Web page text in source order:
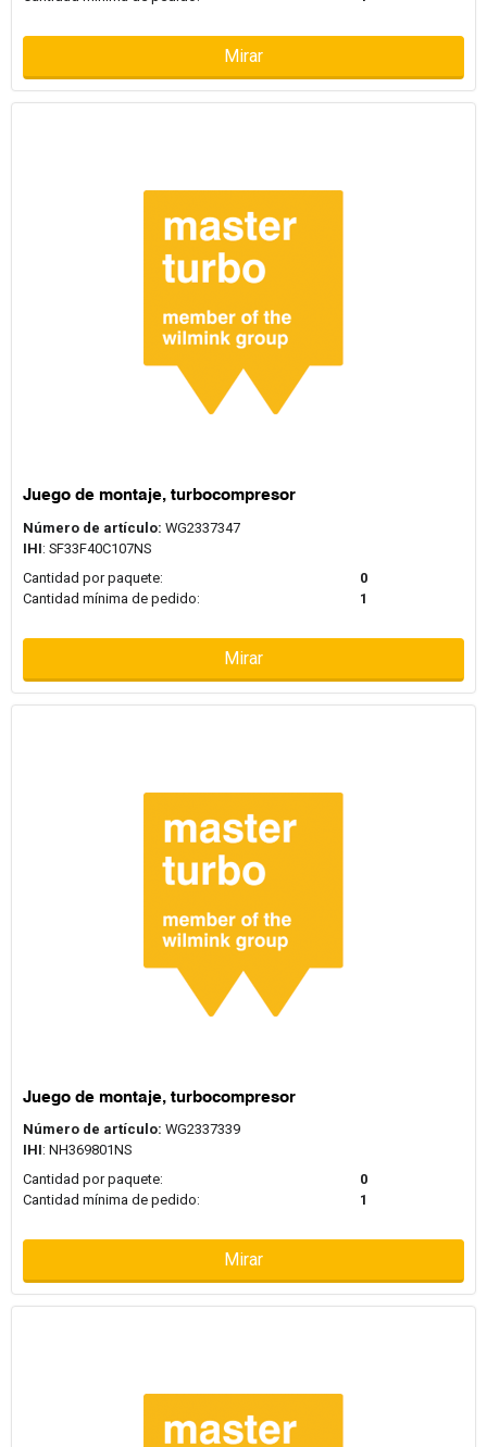
Mirar
Juego de montaje, turbocompresor
Número de artículo: WG2337347
IHI: SF33F40C107NS
Cantidad por paquete:
0
Cantidad mínima de pedido:
1
Mirar
Juego de montaje, turbocompresor
Número de artículo: WG2337339
IHI: NH369801NS
Cantidad por paquete:
0
Cantidad mínima de pedido:
1
Mirar